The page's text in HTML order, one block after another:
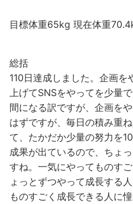
目標体重65kg 現在体重
総括
110日達成しました。企画
上げてSNSをやってを少量
間になる訳ですが、企画を
はずですが、毎日の積み重
て、たかだか少量の努力を
成果が出ているので、ちょ
すね。一気にやってものす
ょっとずつやって成長する
ものすごく成長できる人に